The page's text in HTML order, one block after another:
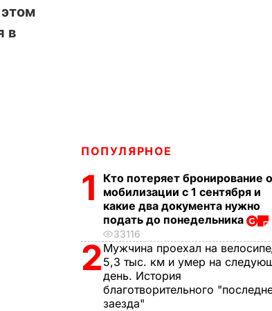
в
ПОПУЛЯРНОЕ
1
Кто потеряет бронирование
мобилизации с 1 сентября и
какие два документа нужно
подать до понедельника
33116
2 Мужчина проехал на
5,3 тыс. км и умер на
день. История
благотворительного
заезда"